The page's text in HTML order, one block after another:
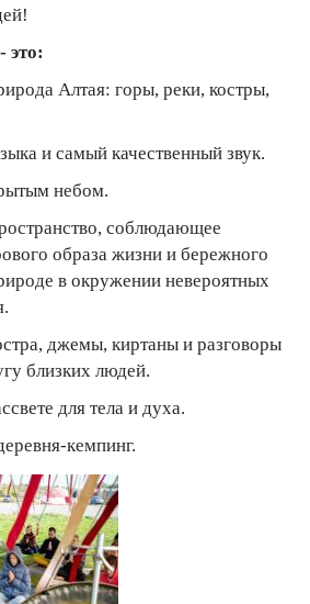
это:
Алтая: горы, реки, костры,
и самый качественный звук.
небом.
соблюдающее
образа жизни и бережного
в окружении невероятных
джемы, киртаны и разговоры
близких людей.
для тела и духа.
кемпинг.